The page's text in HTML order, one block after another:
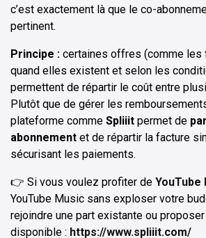
c’est exactement là que le co-
pertinent.
Principe : certaines offres (comme les
quand elles existent et selon les
permettent de répartir le coût entre
Plutôt que de gérer les remboursements
plateforme comme Spliiit permet de
abonnement et de répartir la facture
sécurisant les paiements.
👉 Si vous voulez profiter de YouTube
YouTube Music sans exploser votre
rejoindre une part existante ou
disponible : https://www.spliiit.com/